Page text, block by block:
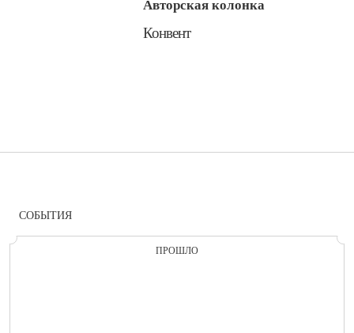
Авторская колонка
​Конвент
СОБЫТИЯ
ПРОШЛО